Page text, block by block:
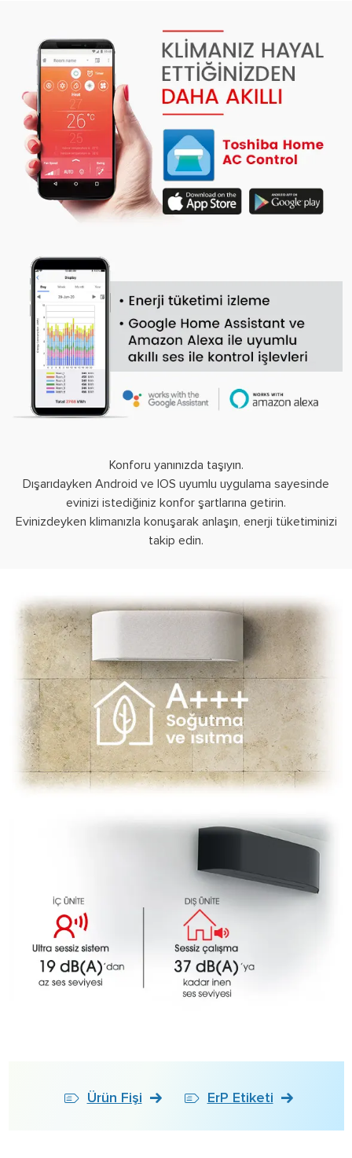
Konforu yanınızda taşıyın.
Dışarıdayken Android ve IOS uyumlu uygulama sayesinde
evinizi istediğiniz konfor şartlarına getirin.
Evinizdeyken klimanızla konuşarak anlaşın, enerji tüketiminizi
takip edin.
Ürün Fişi ErP Etiketi